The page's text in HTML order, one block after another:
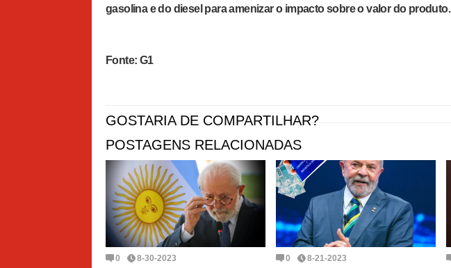
gasolina e do diesel para amenizar o impacto sobre o valor do produto.
Fonte: G1
GOSTARIA DE COMPARTILHAR?
POSTAGENS RELACIONADAS
0 8-30-2023 0 8-21-2023